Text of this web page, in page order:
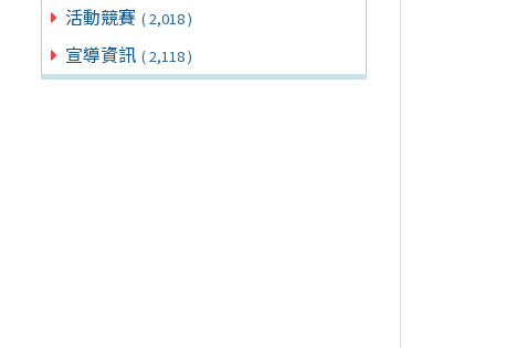
活動競賽 ( 2,018 )
宣導資訊 ( 2,118 )